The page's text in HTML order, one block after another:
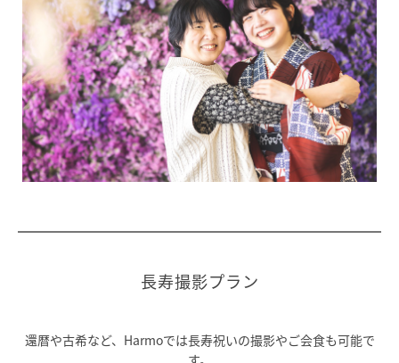
長寿撮影プラン
還暦や古希など、Harmoでは長寿祝いの撮影やご会食も可能で
す。